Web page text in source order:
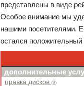
представлены в виде
Особое внимание мы
нашими посетителями.
остался
дополнительные
правка дисков (3)